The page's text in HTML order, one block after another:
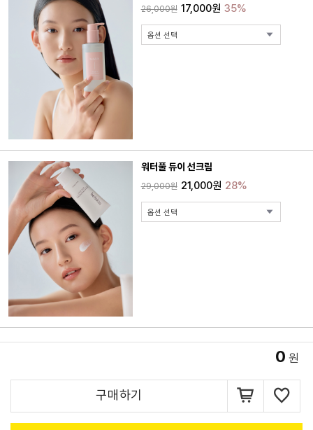
26,000원 17,000원 35%
워터풀 듀이 선크림
29,000원 21,000원 28%
0 원
구매하기